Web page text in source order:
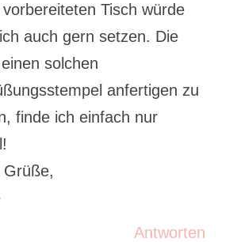
Tisch würde
auch gern setzen. Die
solchen
anfertigen zu
finde ich einfach nur
Grüße,
Antworten